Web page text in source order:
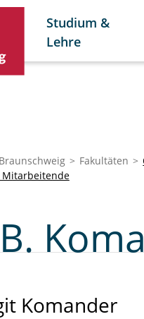
Studium &
Lehre
Fakultäten
Mitarbeitende
Komander